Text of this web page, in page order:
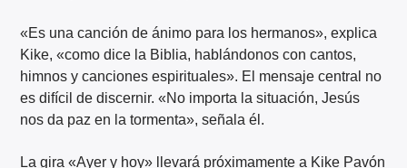
«Es una canción de ánimo para los hermanos», explica
Kike, «como dice la Biblia, hablándonos con cantos,
himnos y canciones espirituales». El mensaje central no
es difícil de discernir. «No importa la situación, Jesús
nos da paz en la tormenta», señala él.
La gira «Ayer y hoy» llevará próximamente a Kike Pavón